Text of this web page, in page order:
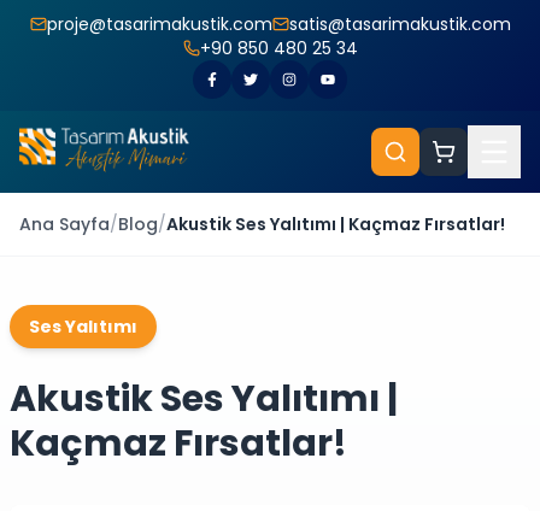
proje@tasarimakustik.com
satis@tasarimakustik.com
+90 850 480 25 34
Ana Sayfa/Blog/Akustik Ses Yalıtımı | Kaçmaz Fırsatlar!
Ses Yalıtımı
Akustik Ses Yalıtımı |
Kaçmaz Fırsatlar!